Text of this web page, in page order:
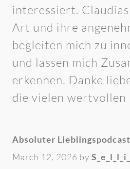
interessiert.
Art und ihre
begleiten mich zu
und lassen mich
erkennen. Danke
die vielen wertvollen
Absoluter
March 12, 2026 by